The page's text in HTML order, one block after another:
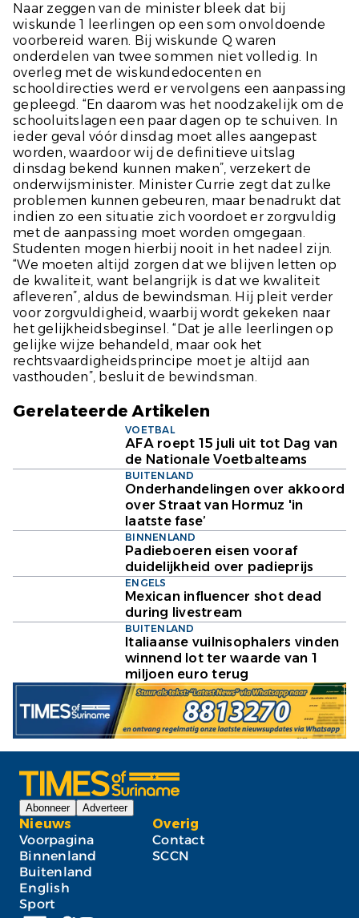
Naar zeggen van de minister bleek dat bij
wiskunde 1 leerlingen op een som onvoldoende
voorbereid waren. Bij wiskunde Q waren
onderdelen van twee sommen niet volledig. In
overleg met de wiskundedocenten en
schooldirecties werd er vervolgens een aanpassing
gepleegd. “En daarom was het noodzakelijk om de
schooluitslagen een paar dagen op te schuiven. In
ieder geval vóór dinsdag moet alles aangepast
worden, waardoor wij de definitieve uitslag
dinsdag bekend kunnen maken”, verzekert de
onderwijsminister. Minister Currie zegt dat zulke
problemen kunnen gebeuren, maar benadrukt dat
indien zo een situatie zich voordoet er zorgvuldig
met de aanpassing moet worden omgegaan.
Studenten mogen hierbij nooit in het nadeel zijn.
“We moeten altijd zorgen dat we blijven letten op
de kwaliteit, want belangrijk is dat we kwaliteit
afleveren”, aldus de bewindsman. Hij pleit verder
voor zorgvuldigheid, waarbij wordt gekeken naar
het gelijkheidsbeginsel. “Dat je alle leerlingen op
gelijke wijze behandeld, maar ook het
rechtsvaardigheidsprincipe moet je altijd aan
vasthouden”, besluit de bewindsman.
Gerelateerde Artikelen
VOETBAL
AFA roept 15 juli uit tot Dag van
de Nationale Voetbalteams
BUITENLAND
Onderhandelingen over akkoord
over Straat van Hormuz 'in
laatste fase’
BINNENLAND
Padieboeren eisen vooraf
duidelijkheid over padieprijs
ENGELS
Mexican influencer shot dead
during livestream
BUITENLAND
Italiaanse vuilnisophalers vinden
winnend lot ter waarde van 1
miljoen euro terug
Abonneer Adverteer
Nieuws
Voorpagina
Binnenland
Buitenland
English
Sport
Overig
Contact
SCCN